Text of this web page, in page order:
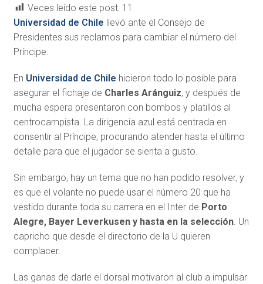
Veces leído este post: 11
Universidad de Chile llevó ante el Consejo de
Presidentes sus reclamos para cambiar el número del
Príncipe.
En Universidad de Chile hicieron todo lo posible para
asegurar el fichaje de Charles Aránguiz, y después de
mucha espera presentaron con bombos y platillos al
centrocampista. La dirigencia azul está centrada en
consentir al Príncipe, procurando atender hasta el último
detalle para que el jugador se sienta a gusto.
Sin embargo, hay un tema que no han podido resolver, y
es que el volante no puede usar el número 20 que ha
vestido durante toda su carrera en el Inter de Porto
Alegre, Bayer Leverkusen y hasta en la selección. Un
capricho que desde el directorio de la U quieren
complacer.
Las ganas de darle el dorsal motivaron al club a impulsar